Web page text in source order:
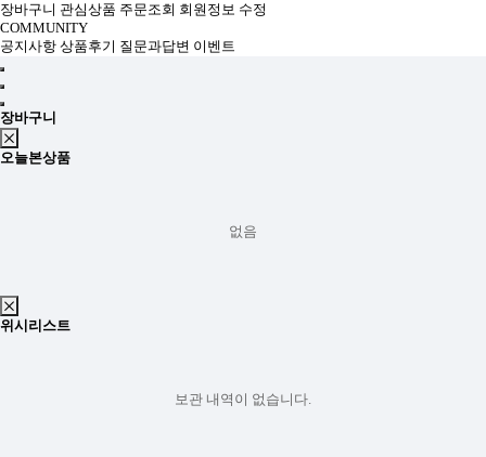
장바구니 관심상품 주문조회 회원정보 수정
COMMUNITY
공지사항 상품후기 질문과답변 이벤트
장바구니
오늘본상품
없음
위시리스트
보관 내역이 없습니다.